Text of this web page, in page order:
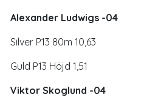
Alexander Ludwigs -04
Silver P13 80m 10,63
Guld P13 Höjd 1,51
Viktor Skoglund -04